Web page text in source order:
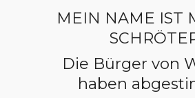
MEIN NAME IST
Die Bürger von
haben